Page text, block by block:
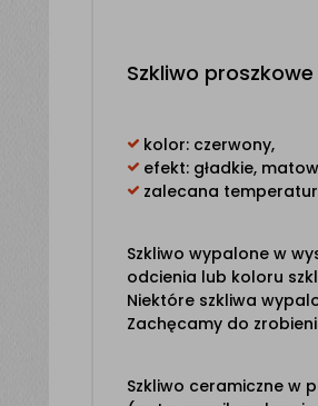
Szkliwo
kolor: czerwony,
efekt: gładkie,
zalecana
Szkliwo wypalone w
odcienia lub koloru
Niektóre szkliwa
Zachęcamy do
Szkliwo ceramiczne w